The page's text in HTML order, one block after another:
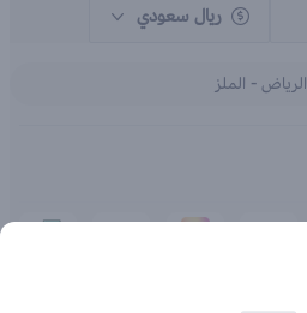
ريال سعودي
الرياض - الملز